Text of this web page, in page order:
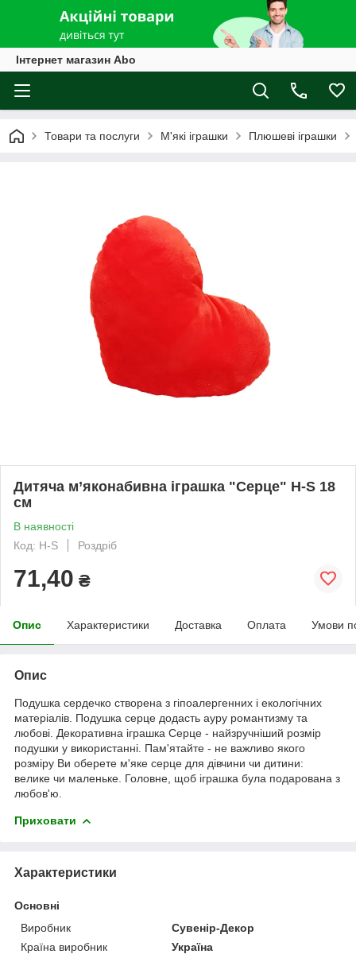
Інтернет магазин Abo
Товари та послуги М'які іграшки Плюшеві іграшки
Дитяча м’яконабивна іграшка "Серце" H-S 18
см
В наявності
Код: H-S
Роздріб
71,40 ₴
Опис Характеристики Доставка Оплата Умови
Опис
Подушка сердечко створена з гіпоалергенних і екологічних
матеріалів. Подушка серце додасть ауру романтизму та
любові. Декоративна іграшка Серце - найзручніший розмір
подушки у використанні. Пам'ятайте - не важливо якого
розміру Ви оберете м'яке серце для дівчини чи дитини:
велике чи маленьке. Головне, щоб іграшка була подарована з
любов'ю.
Приховати
Характеристики
Основні
Виробник
Сувенір-Декор
Країна виробник
Україна